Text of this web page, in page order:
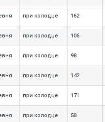
при колодце 162
при колодце 106
при колодце 98
при колодце 142
при колодце 171
при колодце 50